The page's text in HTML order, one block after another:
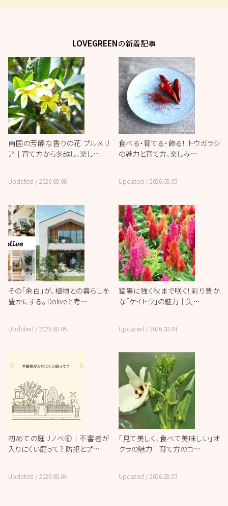
LOVEGREENの新着記事
南国の芳醇な香りの花 プルメリ
ア｜育て方から冬越し、楽し…
Updated /2026.08.06
食べる・育てる・飾る！ トウガラシ
の魅力と育て方、楽しみ…
Updated /2026.08.05
その「余白」が、植物との暮らしを
豊かにする。 Doliveと考…
Updated /2026.08.05
猛暑に強く秋まで咲く！彩り豊か
な「ケイトウ」の魅力｜失…
Updated /2026.08.04
初めての庭リノベ⑥｜不審者が
入りにくい庭って？ 防犯とプ…
Updated /2026.08.04
「見て美しく、食べて美味しい」オ
クラの魅力｜育て方のコ…
Updated /2026.08.03